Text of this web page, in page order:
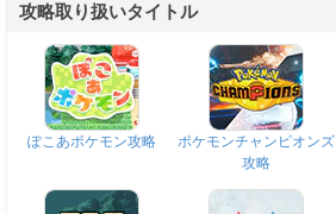
攻略取り扱いタイトル
ぽこあポケモン攻略
ポケモンチャンピオンズ
攻略